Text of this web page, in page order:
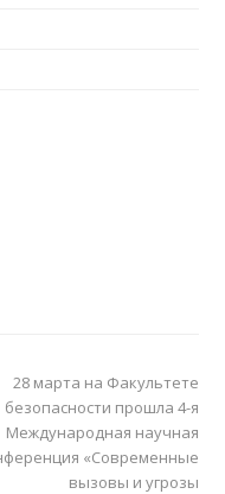
28 марта на Факультете
безопасности прошла 4-я
Международная научная
«Современные
вызовы и угрозы